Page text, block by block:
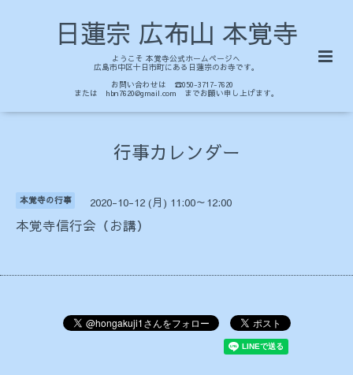
日蓮宗 広布山 本覚寺
ようこそ 本覚寺公式ホームページへ
広島市中区十日市町にある日蓮宗のお寺です。
お問い合わせは ☎050-3717-7620
または hbn7620@gmail.com までお願い申し上げます。
行事カレンダー
本覚寺の行事 2020-10-12 (月) 11:00～12:00
本覚寺信行会（お講）